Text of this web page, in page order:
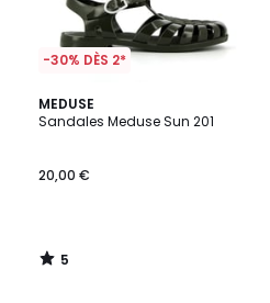
-30% DÈS 2*
MEDUSE
Sandales Meduse Sun 201
20,00 €
5
/
5
/